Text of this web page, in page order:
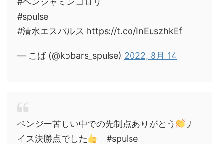
#spulse
#清水エスパルス https://t.co/InEuszhkEf
— こば (@kobars_spulse) 2022, 8月 14
ベンジー苦しい中での先制点ありがとう
ナ
イス決勝点でした
#spulse